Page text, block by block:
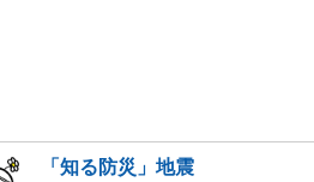
「知る防災」地震